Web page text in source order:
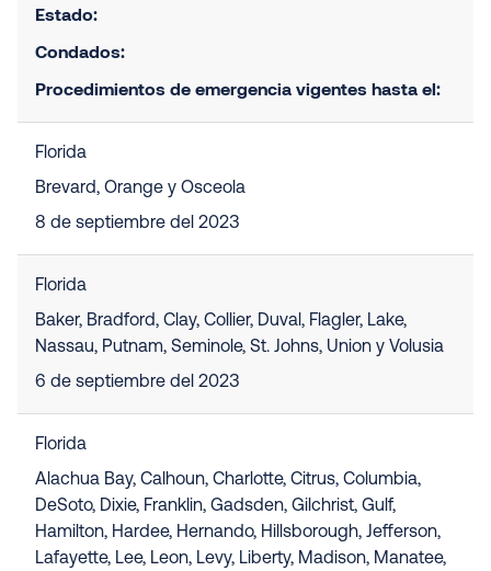
Estado:
Condados:
Procedimientos de emergencia vigentes hasta el:
Florida
Brevard, Orange y Osceola
8 de septiembre del 2023
Florida
Baker, Bradford, Clay, Collier, Duval, Flagler, Lake,
Nassau, Putnam, Seminole, St. Johns, Union y Volusia
6 de septiembre del 2023
Florida
Alachua Bay, Calhoun, Charlotte, Citrus, Columbia,
DeSoto, Dixie, Franklin, Gadsden, Gilchrist, Gulf,
Hamilton, Hardee, Hernando, Hillsborough, Jefferson,
Lafayette, Lee, Leon, Levy, Liberty, Madison, Manatee,